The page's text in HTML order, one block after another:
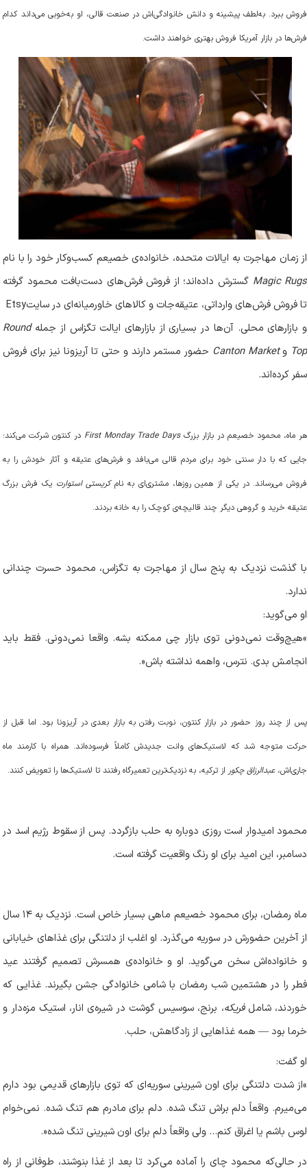
فروش ببرد. به‌لطف پیشینه و دانش خانوادگی‌اش در صنعت قالی، او به‌خوبی می‌داند کدام
فرش‌ها در بازار آمریکا فروش بهتری خواهند داشت.
از زمان مهاجرت به ایالات متحده، خانواده‌ی خصیعم کسب‌وکار خود را با نام
Magic Rugs گسترش داده‌اند؛ از فروش فرش‌های دست‌بافت محمود گرفته
تا فروش فرش‌های وارداتی، عتیقه‌جات و کالاهای خاورمیانه‌ای در سایتEtsy
و بازارهای محلی. آن‌ها در بسیاری از بازارهای ایالت تگزاس از جملهRound
Top وCanton Market حضور مستمر دارند و حتی تا آریزونا نیز برای فروش
سفر کرده‌اند.
هر ماه، محمود خصیعم در بازار بزرگFirst Monday Trade Days در کنتون شرکت می‌کند؛
جایی که با دار سنتی خود برای مردم قالی می‌بافد و فرش‌های عتیقه و آثار خودش را به
فروش می‌رساند. در یکی از همین روزها، مشتری‌ای به نامکریستی استوارت یک فرش بزرگ
عتیقه خرید و گروهی دیگر چند قالیچه‌ی کوچک را به خانه بردند.
با گذشت نزدیک به پنج سال از مهاجرت به تگزاس، محمود حسرت چندانی
ندارد.
او می‌گوید:
«هیچ‌وقت نمی‌دونی توی بازار چی ممکنه بشه. واقعا نمی‌دونی. فقط باید
انجامش بدی. نترس، واهمه نداشته باش.»
پس از چند روز حضور در بازار کنتون، نوبت رفتن به بازار بعدی در آریزونا بود. اما قبل از
حرکت متوجه شد که لاستیک‌های وانت جدیدش کاملاً فرسوده‌اند. همراه با کارمند ماه
جاری‌اش،عبدالرزاق چکور از ترکیه، به نزدیک‌ترین تعمیرگاه رفتند تا لاستیک‌ها را تعویض کنند.
محمود امیدوار است روزی دوباره به حلب بازگردد. پس از سقوط رژیم اسد در
دسامبر، این امید برای او رنگ واقعیت گرفته است.
ماه رمضان، برای محمود خصیعم ماهی بسیار خاص است. نزدیک به ۱۴ سال
از آخرین حضورش در سوریه می‌گذرد. او اغلب از دلتنگی برای غذاهای خیابانی
و خانواده‌اش سخن می‌گوید. او و خانواده‌ی همسرش تصمیم گرفتند عید
فطر را در هشتمین شب رمضان با شامی خانوادگی جشن بگیرند. غذایی که
خوردند، شاملفریکه، برنج، سوسیس گوشت در شیره‌ی انار، استیک مزه‌دار و
خرما بود— همه غذاهایی از زادگاهش، حلب.
او گفت:
«از شدت دلتنگی برای اون شیرینی سوریه‌ای که توی بازارهای قدیمی بود دارم
می‌میرم. واقعاً دلم براش تنگ شده. دلم برای مادرم هم تنگ شده. نمی‌خوام
لوس باشم یا اغراق کنم… ولی واقعاً دلم برای اون شیرینی تنگ شده.»
در حالی‌که محمود چای را آماده می‌کرد تا بعد از غذا بنوشند، طوفانی از راه